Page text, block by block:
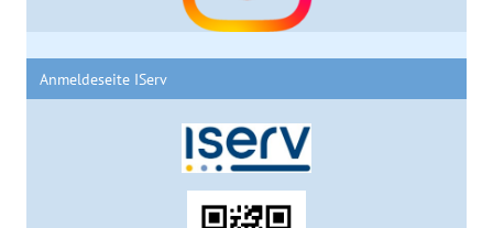
Anmeldeseite IServ